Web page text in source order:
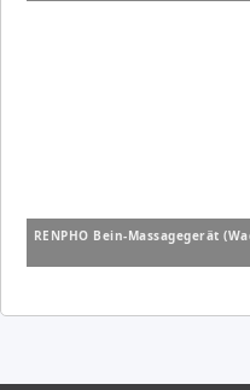
RENPHO Bein-Massagegerät